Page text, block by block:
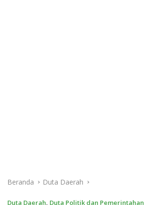
Beranda Duta Daerah
Duta Daerah, Duta Politik dan Pemerintahan